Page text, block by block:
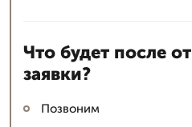
Что будет после
заявки?
Позвоним